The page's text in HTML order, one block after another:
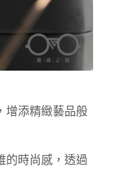
增添精緻藝品般
的時尚感，透過